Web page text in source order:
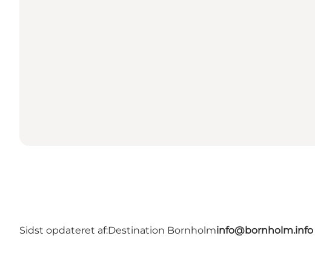
Sidst opdateret af:Destination Bornholminfo@bornholm.info